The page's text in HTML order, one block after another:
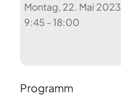
Montag, 22. Mai 2023
9:45 - 18:00
Programm